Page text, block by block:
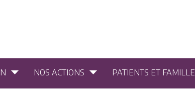
NOS ACTIONS PATIENTS ET FAMILLE